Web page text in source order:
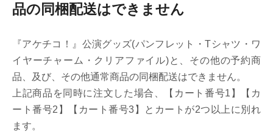
品の同梱配送はできません
『アケチコ！』公演グッズ(パンフレット・Tシャツ・ワ
イヤーチャーム・クリアファイル)と、その他の予約商
品、及び、その他通常商品の同梱配送はできません。
上記商品を同時に注文した場合、【カート番号1】【カ
ート番号2】【カート番号3】とカートが2つ以上に別れ
ます。